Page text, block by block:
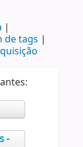
de tags
-